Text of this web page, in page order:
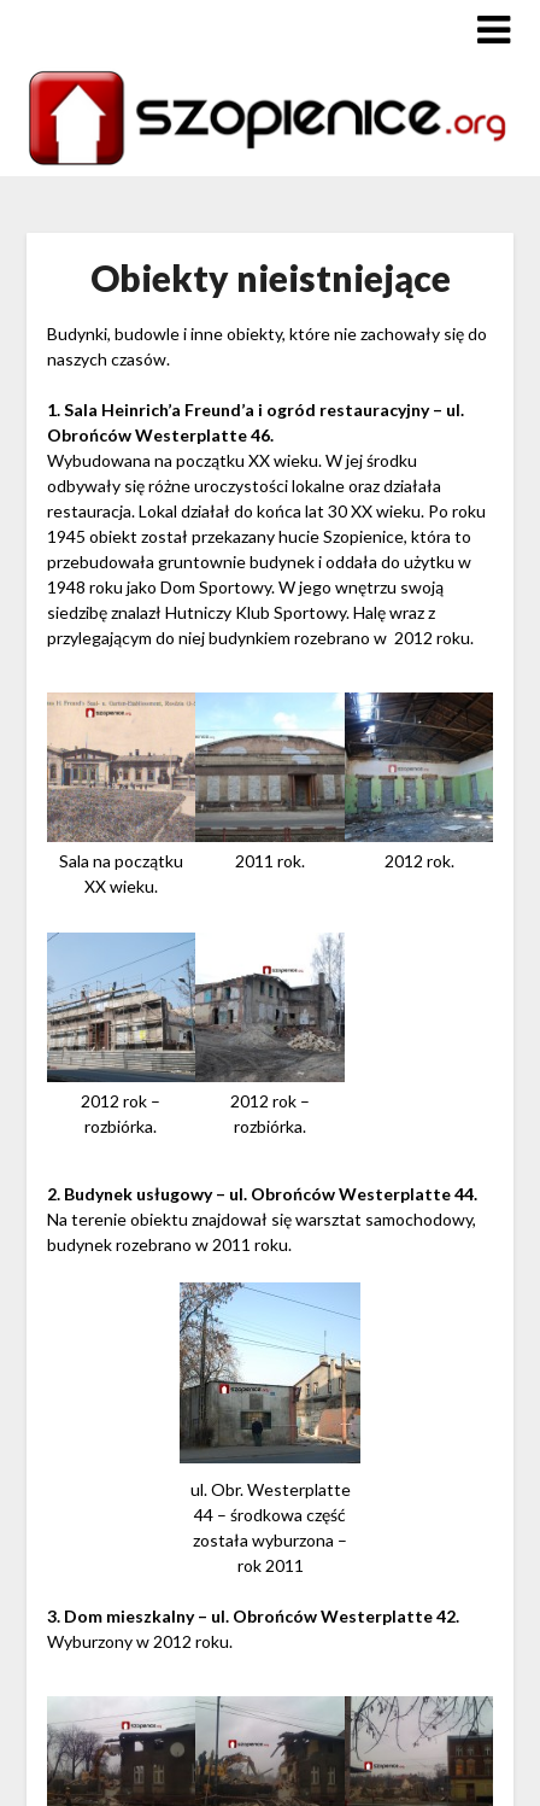
Obiekty nieistniejące
Budynki, budowle i inne obiekty, które nie zachowały się do
naszych czasów.
1. Sala Heinrich’a Freund’a i ogród restauracyjny – ul.
Obrońców Westerplatte 46.
Wybudowana na początku XX wieku. W jej środku
odbywały się różne uroczystości lokalne oraz działała
restauracja. Lokal działał do końca lat 30 XX wieku. Po roku
1945 obiekt został przekazany hucie Szopienice, która to
przebudowała gruntownie budynek i oddała do użytku w
1948 roku jako Dom Sportowy. W jego wnętrzu swoją
siedzibę znalazł Hutniczy Klub Sportowy. Halę wraz z
przylegającym do niej budynkiem rozebrano w 2012 roku.
Sala na początku
XX wieku.
2011 rok. 2012 rok.
2012 rok –
rozbiórka.
2012 rok –
rozbiórka.
2. Budynek usługowy – ul. Obrońców Westerplatte 44.
Na terenie obiektu znajdował się warsztat samochodowy,
budynek rozebrano w 2011 roku.
ul. Obr. Westerplatte
44 – środkowa część
została wyburzona –
rok 2011
3. Dom mieszkalny – ul. Obrońców Westerplatte 42.
Wyburzony w 2012 roku.